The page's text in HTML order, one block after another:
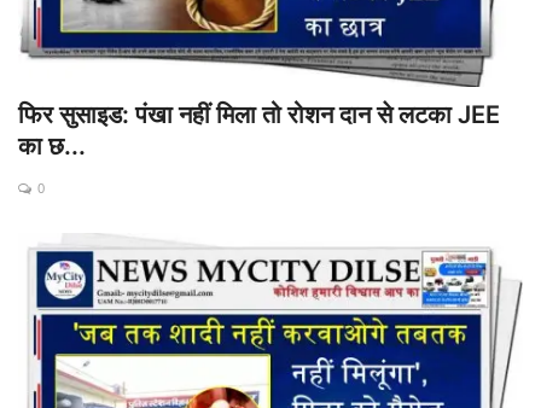
फिर सुसाइड: पंखा नहीं मिला तो रोशन दान से लटका JEE
का छ...
0